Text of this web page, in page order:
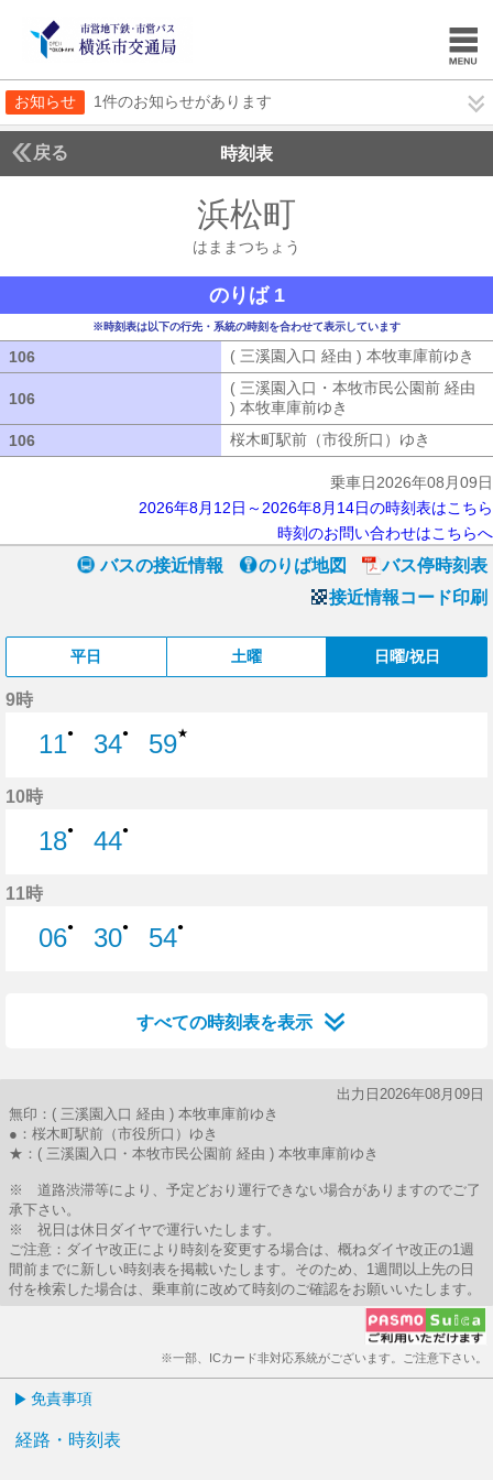
お知らせ 1件のお知らせがあります
戻る 時刻表
浜松町
はままつちょう
のりば 1
※時刻表は以下の行先・系統の時刻を合わせて表示しています
106 ( 三溪園入口 経由 ) 本牧車庫前ゆき
106
( 三溪園入口・本牧市民公園前 経由
) 本牧車庫前ゆき
106
桜木町駅前（市役所口）ゆき
乗車日2026年08月09日
2026年8月12日～2026年8月14日の時刻表はこちら
時刻のお問い合わせはこちらへ
バスの接近情報 のりば地図
バス停時刻表
接近情報コード印刷
平日 土曜 日曜/祝日
9時
11●
34●
59★
10時
18●
44●
11時
06●
30●
54●
すべての時刻表を表示
出力日2026年08月09日
無印：( 三溪園入口 経由 ) 本牧車庫前ゆき
●：桜木町駅前（市役所口）ゆき
★：( 三溪園入口・本牧市民公園前 経由 ) 本牧車庫前ゆき
※ 道路渋滞等により、予定どおり運行できない場合がありますのでご了
承下さい。
※ 祝日は休日ダイヤで運行いたします。
ご注意：ダイヤ改正により時刻を変更する場合は、概ねダイヤ改正の1週
間前までに新しい時刻表を掲載いたします。そのため、1週間以上先の日
付を検索した場合は、乗車前に改めて時刻のご確認をお願いいたします。
※一部、ICカード非対応系統がございます。ご注意下さい。
免責事項
経路・時刻表